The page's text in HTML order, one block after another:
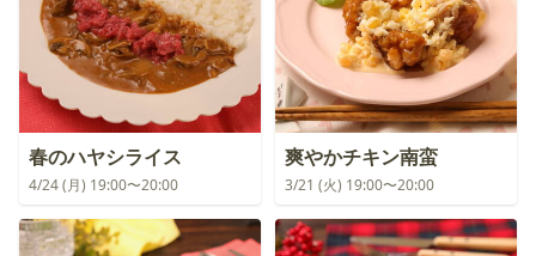
春のハヤシライス
4/24 (月) 19:00〜20:00
爽やかチキン南蛮
3/21 (火) 19:00〜20:00